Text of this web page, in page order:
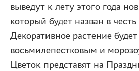
выведут к лету этого года
который будет назван в
Декоративное растение будет
восьмилепестковым и
Цветок представят на